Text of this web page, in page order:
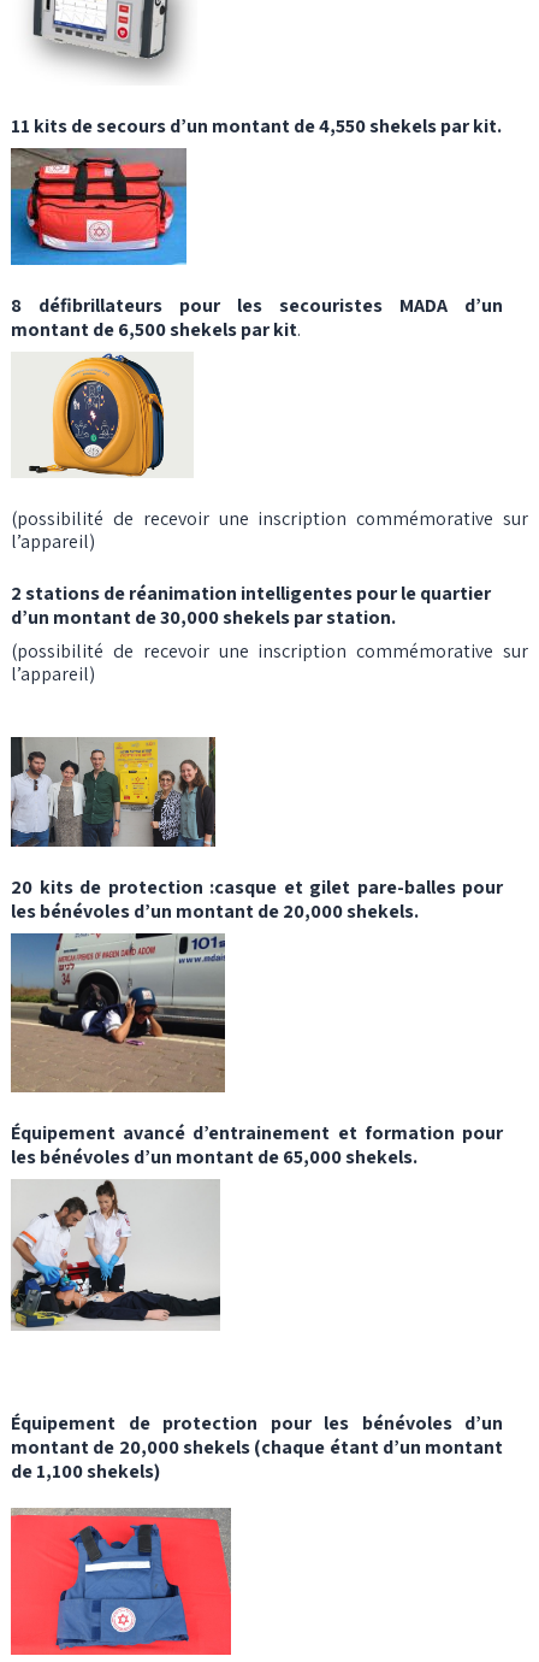
11 kits de secours d’un montant de 4,550 shekels par kit.
8 défibrillateurs pour les secouristes MADA d’un
montant de 6,500 shekels par kit.
(possibilité de recevoir une inscription commémorative sur
l’appareil)
2 stations de réanimation intelligentes pour le quartier
d’un montant de 30,000 shekels par station.
(possibilité de recevoir une inscription commémorative sur
l’appareil)
20 kits de protection :casque et gilet pare-balles pour
les bénévoles d’un montant de 20,000 shekels.
Équipement avancé d’entrainement et formation pour
les bénévoles d’un montant de 65,000 shekels.
Équipement de protection pour les bénévoles d’un
montant de 20,000 shekels (chaque étant d’un montant
de 1,100 shekels)